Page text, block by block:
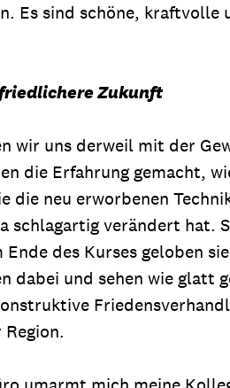
Es sind schöne,
Zukunft
wir uns derweil mit der
die Erfahrung gemacht,
die neu erworbenen
schlagartig verändert hat.
Ende des Kurses geloben
dabei und sehen wie glatt